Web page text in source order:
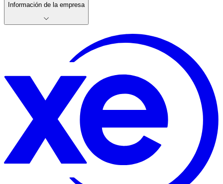
Información de la empresa